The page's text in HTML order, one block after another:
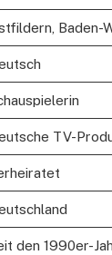
Baden-
TV-
den 1990er-